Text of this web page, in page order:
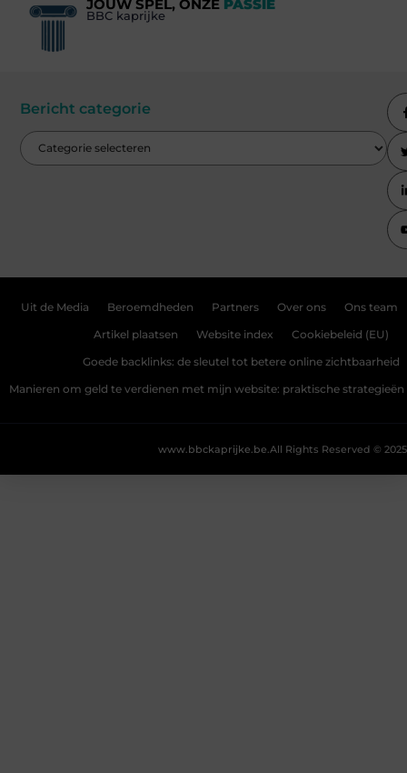
JOUW SPEL, ONZE PASSIE
BBC kaprijke
Bericht categorie
Uit de Media Beroemdheden Partners Over ons Ons team
Artikel plaatsen Website index Cookiebeleid (EU)
Goede backlinks: de sleutel tot betere online zichtbaarheid
Manieren om geld te verdienen met mijn website: praktische strategieën
All Rights Reserved © 2025
www.bbckaprijke.be.